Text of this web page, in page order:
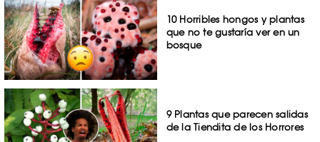
10 Horribles hongos y plantas
que no te gustaría ver en un
bosque
9 Plantas que parecen salidas
de la Tiendita de los Horrores